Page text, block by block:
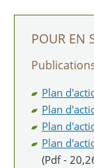
POUR EN
Plan
Plan
Plan
Plan
(Pdf -